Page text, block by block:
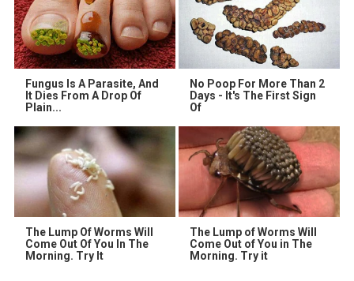
Fungus Is A Parasite, And
It Dies From A Drop Of
Plain...
No Poop For More Than 2
Days - It's The First Sign
Of
The Lump Of Worms Will
Come Out Of You In The
Morning. Try It
The Lump of Worms Will
Come Out of You in The
Morning. Try it